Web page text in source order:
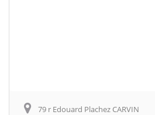
79 r Edouard Plachez CARVIN